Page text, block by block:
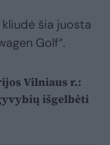
kliudė šia juosta
Golf“.
Vilniaus r.:
išgelbėti